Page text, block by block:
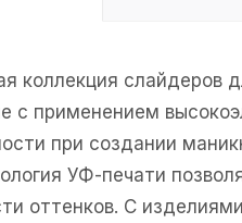
коллекция слайдеров
с применением
при создании
УФ-печати
оттенков. С